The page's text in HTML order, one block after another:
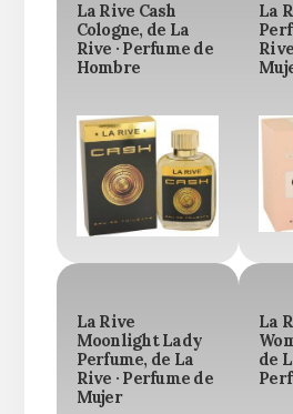
La Rive Cash
Cologne, de La
Rive · Perfume de
Hombre
La
La Rive
Moonlight Lady
Perfume, de La
Rive · Perfume de
Mujer
La
de